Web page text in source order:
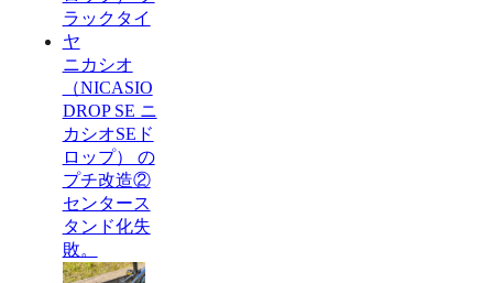
ニカシオ
（NICASIO
DROP SE ニ
カシオSEド
ロップ） の
プチ改造②
センタース
タンド化失
敗。